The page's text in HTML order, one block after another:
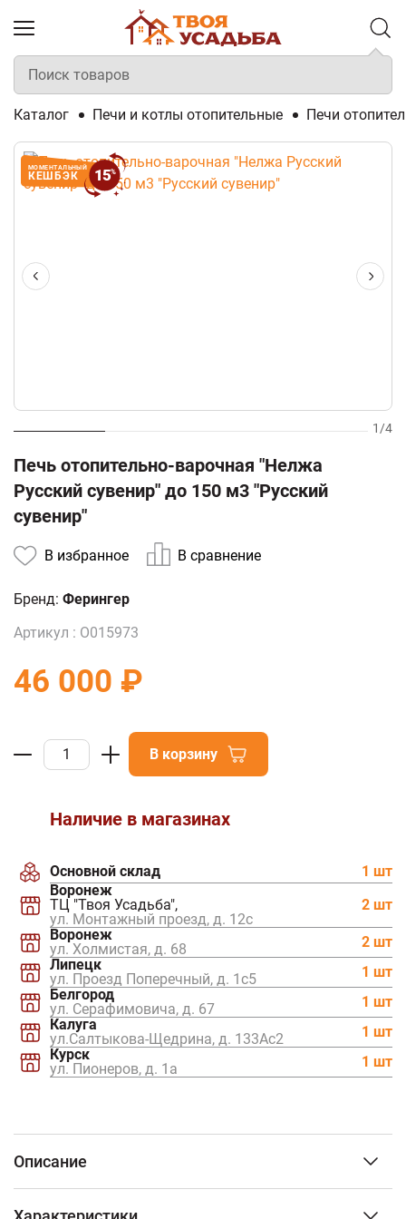
Каталог Печи и котлы отопительные Печи
1/4
МОМЕНТАЛЬНЫЙ
КЕШБЭК 15%
Печь отопительно-варочная "Нелжа
Русский сувенир" до 150 м3 "Русский
сувенир"
В избранное В сравнение
Бренд: Ферингер
Артикул : О015973
46 000 ₽
В корзину
Наличие в магазинах
Основной склад
1 шт
Воронеж
ТЦ "Твоя Усадьба",
ул. Монтажный проезд, д. 12c
2 шт
Воронеж
ул. Холмистая, д. 68
2 шт
Липецк
ул. Проезд Поперечный, д. 1с5
1 шт
Белгород
ул. Серафимовича, д. 67
1 шт
Калуга
ул.Салтыкова-Щедрина, д. 133Ас2
1 шт
Курск
ул. Пионеров, д. 1а
1 шт
Описание